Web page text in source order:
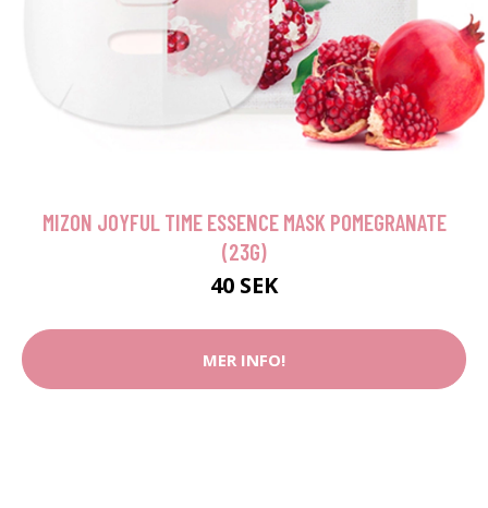
MIZON JOYFUL TIME ESSENCE MASK POMEGRANATE
(23G)
40 SEK
MER INFO!